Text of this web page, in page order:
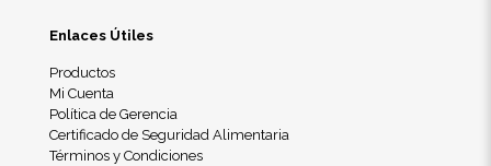
Enlaces Útiles
Productos
Mi Cuenta
Política de Gerencia
Certificado de Seguridad Alimentaria
Términos y Condiciones